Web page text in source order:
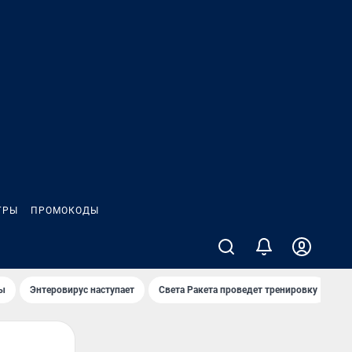
ПРОМОКОДЫ
Энтеровирус наступает Света Ракета проведет тренировку